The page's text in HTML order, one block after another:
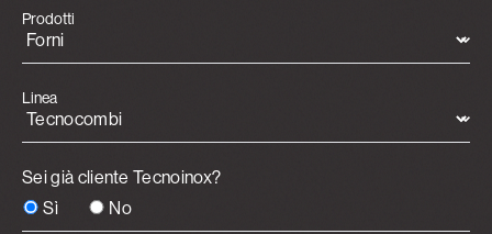
Prodotti
Linea
Sei già cliente Tecnoinox?
Sì
No